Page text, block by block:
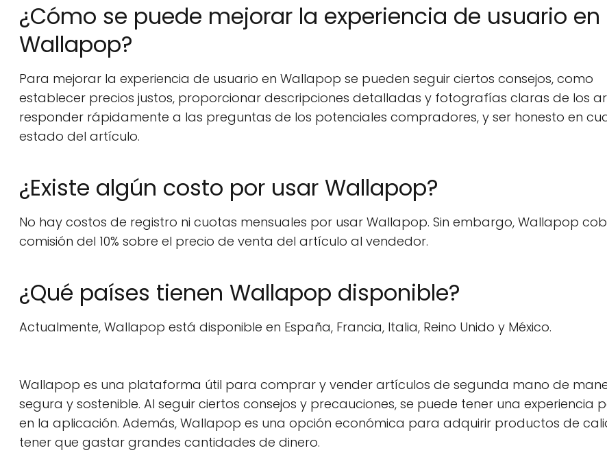
¿Cómo se puede mejorar la experiencia de usuario en
Wallapop?
Para mejorar la experiencia de usuario en Wallapop se pueden seguir ciertos consejos, como
establecer precios justos, proporcionar descripciones detalladas y fotografías claras de los
responder rápidamente a las preguntas de los potenciales compradores, y ser honesto en
estado del artículo.
¿Existe algún costo por usar Wallapop?
No hay costos de registro ni cuotas mensuales por usar Wallapop. Sin embargo, Wallapop
comisión del 10% sobre el precio de venta del artículo al vendedor.
¿Qué países tienen Wallapop disponible?
Actualmente, Wallapop está disponible en España, Francia, Italia, Reino Unido y México.
Wallapop es una plataforma útil para comprar y vender artículos de segunda mano de
segura y sostenible. Al seguir ciertos consejos y precauciones, se puede tener una experiencia
en la aplicación. Además, Wallapop es una opción económica para adquirir productos de
tener que gastar grandes cantidades de dinero.